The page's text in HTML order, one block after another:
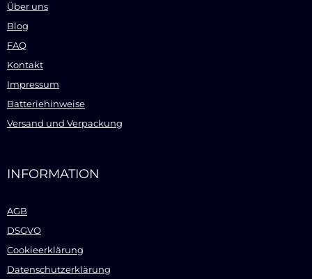
Über uns
Blog
FAQ
Kontakt
Impressum
Batteriehinweise
Versand und Verpackung
INFORMATION
AGB
DSGVO
Cookieerklärung
Datenschutzerklärung